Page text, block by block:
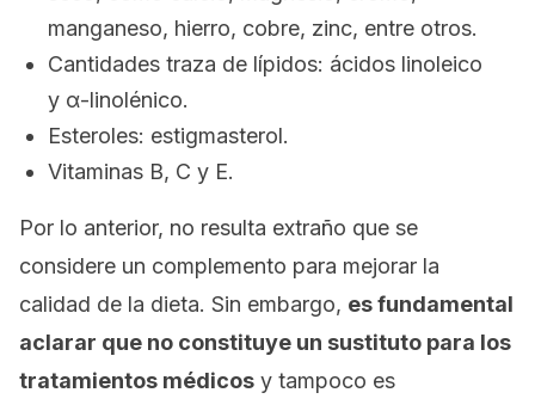
manganeso, hierro, cobre, zinc, entre otros.
Cantidades traza de lípidos: ácidos linoleico
y α-linolénico.
Esteroles: estigmasterol.
Vitaminas B, C y E.
Por lo anterior, no resulta extraño que se
considere un complemento para mejorar la
calidad de la dieta. Sin embargo, es fundamental
aclarar que no constituye un sustituto para los
tratamientos médicos y tampoco es